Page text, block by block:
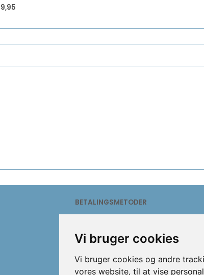
Vi bruger cookies
Vi bruger cookies og andre
vores website, til at vise
BETALINGSMETODER